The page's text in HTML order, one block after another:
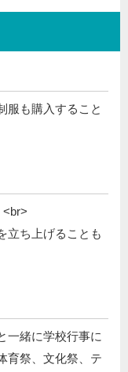
服も購入すること
<br>
立ち上げることも
一緒に学校行事に
育祭、文化祭、テ